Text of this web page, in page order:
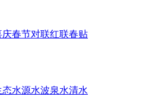
春节对联红联春贴
水源水波泉水清水